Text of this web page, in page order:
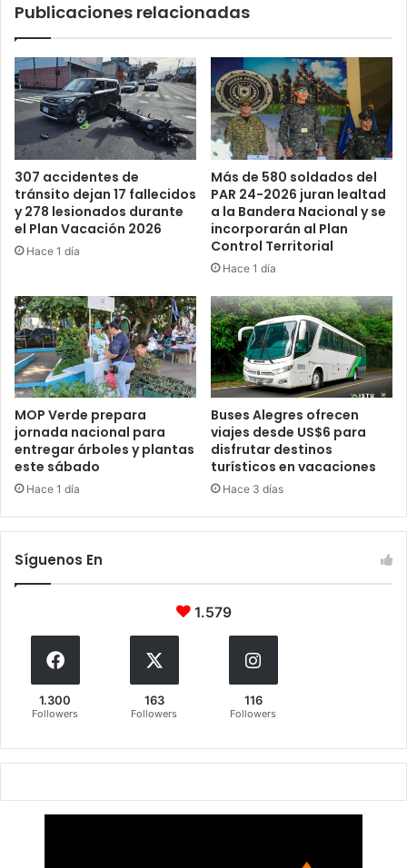
Publicaciones relacionadas
307 accidentes de
tránsito dejan 17 fallecidos
y 278 lesionados durante
el Plan Vacación 2026
Hace 1 día
Más de 580 soldados del
PAR 24-2026 juran lealtad
a la Bandera Nacional y se
incorporarán al Plan
Control Territorial
Hace 1 día
MOP Verde prepara
jornada nacional para
entregar árboles y plantas
este sábado
Hace 1 día
Buses Alegres ofrecen
viajes desde US$6 para
disfrutar destinos
turísticos en vacaciones
Hace 3 días
Síguenos En
1.579
1.300
Followers
163
Followers
116
Followers